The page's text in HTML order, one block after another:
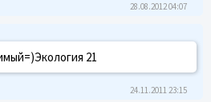
28.08.2012 04:07
21
24.11.2011 23:15